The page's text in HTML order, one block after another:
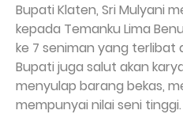
Bupati Klaten, Sri Mulyani
kepada Temanku Lima
ke 7 seniman yang
Bupati juga salut akan
menyulap barang bekas,
mempunyai nilai seni tinggi.